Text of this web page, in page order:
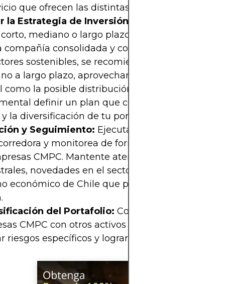
que ofrecen las distintas corredoras.
la Estrategia de Inversión:
mediano o largo plazo. Dado que
compañía consolidada y con potencial de
sostenibles, se recomienda una estrategia
a largo plazo, aprovechando tanto la
como la posible distribución de dividendos. Es
definir un plan que contemple la gestión
la diversificación de tu portafolio.
y Seguimiento: Ejecuta la orden de compra
y monitorea de forma periódica el
CMPC. Mantente atento a los informes
novedades en el sector forestal y cambios
económico de Chile que puedan influir en el
del Portafolio: Complementa la
CMPC con otros activos de sectores diversos
riesgos específicos y lograr una cartera más